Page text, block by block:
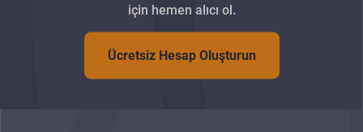
için hemen alıcı ol.
Ücretsiz Hesap Oluşturun